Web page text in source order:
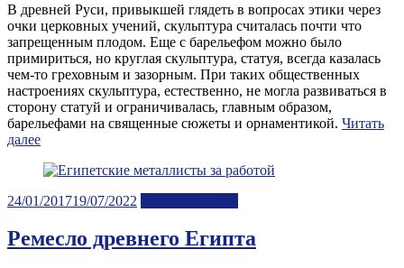
В древней Руси, привыкшей глядеть в вопросах этики через
очки церковных учений, скульптура считалась почти что
запрещенным плодом. Еще с барельефом можно было
примириться, но круглая скульптура, статуя, всегда казалась
чем-то греховным и зазорным. При таких общественных
настроениях скульптура, естественно, не могла развиваться в
сторону статуй и ограничивалась, главным образом,
барельефами на священные сюжеты и орнаментикой. Читать
далее
Posted
24/01/201719/07/2022
Ремесло древнего Египта